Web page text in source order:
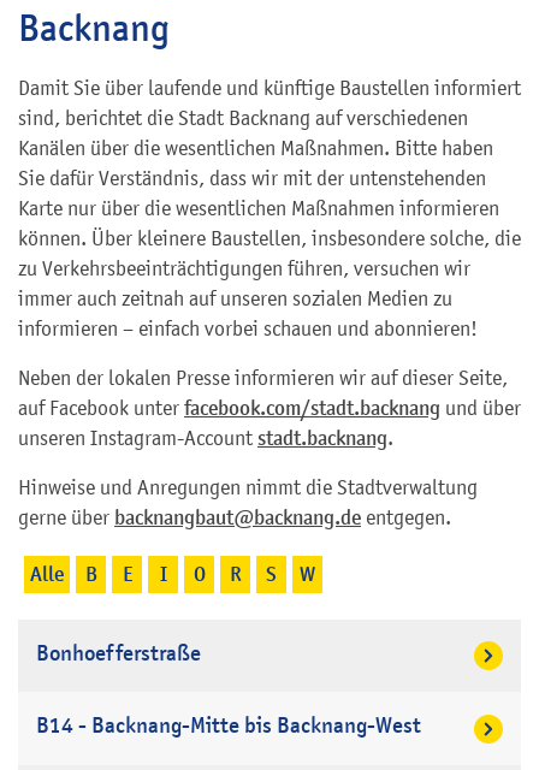
Backnang
Damit Sie über laufende und künftige Baustellen informiert
sind, berichtet die Stadt Backnang auf verschiedenen
Kanälen über die wesentlichen Maßnahmen. Bitte haben
Sie dafür Verständnis, dass wir mit der untenstehenden
Karte nur über die wesentlichen Maßnahmen informieren
können. Über kleinere Baustellen, insbesondere solche, die
zu Verkehrsbeeinträchtigungen führen, versuchen wir
immer auch zeitnah auf unseren sozialen Medien zu
informieren – einfach vorbei schauen und abonnieren!
Neben der lokalen Presse informieren wir auf dieser Seite,
auf Facebook unter facebook.com/stadt.backnang und über
unseren Instagram-Account stadt.backnang.
Hinweise und Anregungen nimmt die Stadtverwaltung
gerne über backnangbaut@backnang.de entgegen.
Alle B E I O R S W
Bonhoefferstraße
B14 - Backnang-Mitte bis Backnang-West